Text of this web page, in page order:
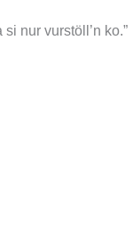
nur vurstöll’n ko.”